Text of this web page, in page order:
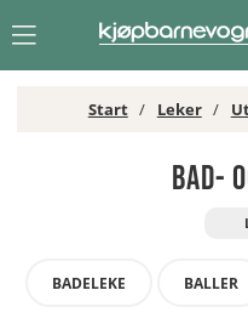
Start Leker
Bad-
BADELEKE BALLER